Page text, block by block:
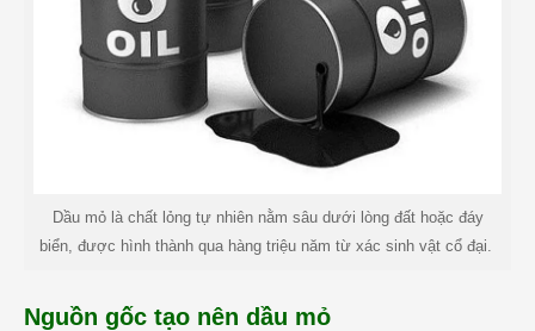
Dầu mỏ là chất lỏng tự nhiên nằm sâu dưới lòng đất hoặc đáy
biển, được hình thành qua hàng triệu năm từ xác sinh vật cổ đại.
Nguồn gốc tạo nên dầu mỏ